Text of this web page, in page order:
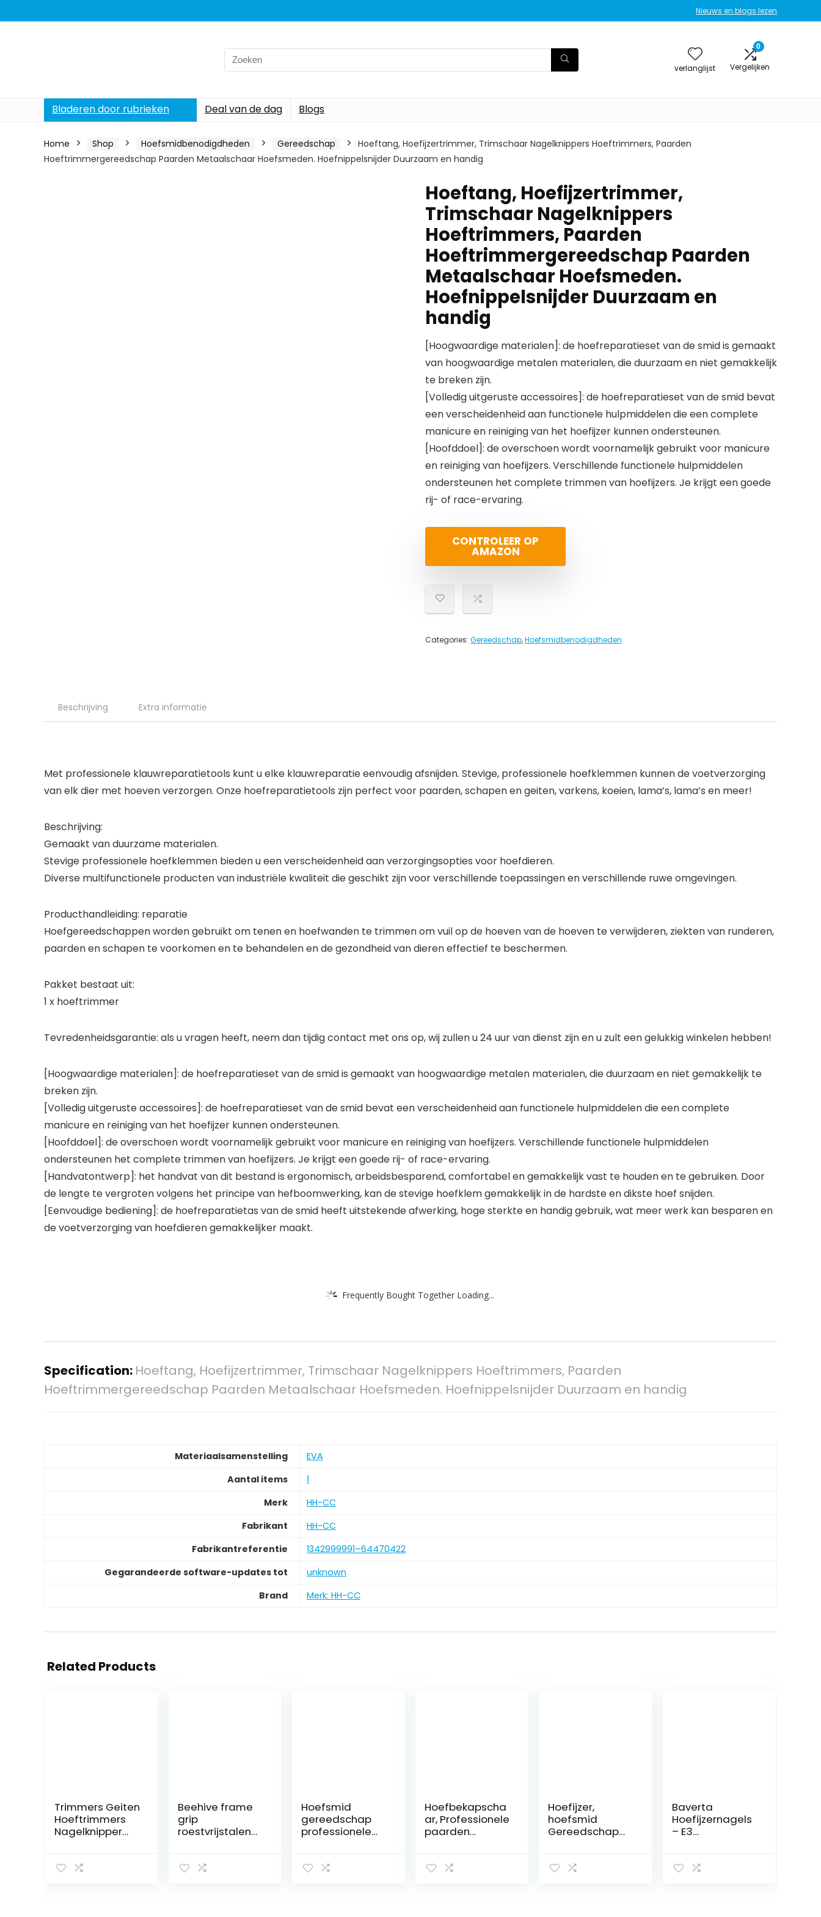
Nieuws en blogs lezen
Search
for:
verlanglijst
0
Vergelijken
Bladeren door rubrieken Deal van de dag Blogs
Home Shop Hoefsmidbenodigdheden Gereedschap
Hoeftang, Hoefijzertrimmer, Trimschaar Nagelknippers Hoeftrimmers, Paarden
Hoeftrimmergereedschap Paarden Metaalschaar Hoefsmeden. Hoefnippelsnijder Duurzaam en handig
Hoeftang, Hoefijzertrimmer,
Trimschaar Nagelknippers
Hoeftrimmers, Paarden
Hoeftrimmergereedschap Paarden
Metaalschaar Hoefsmeden.
Hoefnippelsnijder Duurzaam en
handig
[Hoogwaardige materialen]: de hoefreparatieset van de smid is gemaakt
van hoogwaardige metalen materialen, die duurzaam en niet gemakkelijk
te breken zijn.
[Volledig uitgeruste accessoires]: de hoefreparatieset van de smid bevat
een verscheidenheid aan functionele hulpmiddelen die een complete
manicure en reiniging van het hoefijzer kunnen ondersteunen.
[Hoofddoel]: de overschoen wordt voornamelijk gebruikt voor manicure
en reiniging van hoefijzers. Verschillende functionele hulpmiddelen
ondersteunen het complete trimmen van hoefijzers. Je krijgt een goede
rij- of race-ervaring.
CONTROLEER OP
AMAZON
Categories: Gereedschap,Hoefsmidbenodigdheden
Beschrijving Extra informatie
Met professionele klauwreparatietools kunt u elke klauwreparatie eenvoudig afsnijden. Stevige, professionele hoefklemmen kunnen de voetverzorging
van elk dier met hoeven verzorgen. Onze hoefreparatietools zijn perfect voor paarden, schapen en geiten, varkens, koeien, lama’s, lama’s en meer!
Beschrijving:
Gemaakt van duurzame materialen.
Stevige professionele hoefklemmen bieden u een verscheidenheid aan verzorgingsopties voor hoefdieren.
Diverse multifunctionele producten van industriële kwaliteit die geschikt zijn voor verschillende toepassingen en verschillende ruwe omgevingen.
Producthandleiding: reparatie
Hoefgereedschappen worden gebruikt om tenen en hoefwanden te trimmen om vuil op de hoeven van de hoeven te verwijderen, ziekten van runderen,
paarden en schapen te voorkomen en te behandelen en de gezondheid van dieren effectief te beschermen.
Pakket bestaat uit:
1 x hoeftrimmer
Tevredenheidsgarantie: als u vragen heeft, neem dan tijdig contact met ons op, wij zullen u 24 uur van dienst zijn en u zult een gelukkig winkelen hebben!
[Hoogwaardige materialen]: de hoefreparatieset van de smid is gemaakt van hoogwaardige metalen materialen, die duurzaam en niet gemakkelijk te
breken zijn.
[Volledig uitgeruste accessoires]: de hoefreparatieset van de smid bevat een verscheidenheid aan functionele hulpmiddelen die een complete
manicure en reiniging van het hoefijzer kunnen ondersteunen.
[Hoofddoel]: de overschoen wordt voornamelijk gebruikt voor manicure en reiniging van hoefijzers. Verschillende functionele hulpmiddelen
ondersteunen het complete trimmen van hoefijzers. Je krijgt een goede rij- of race-ervaring.
[Handvatontwerp]: het handvat van dit bestand is ergonomisch, arbeidsbesparend, comfortabel en gemakkelijk vast te houden en te gebruiken. Door
de lengte te vergroten volgens het principe van hefboomwerking, kan de stevige hoefklem gemakkelijk in de hardste en dikste hoef snijden.
[Eenvoudige bediening]: de hoefreparatietas van de smid heeft uitstekende afwerking, hoge sterkte en handig gebruik, wat meer werk kan besparen en
de voetverzorging van hoefdieren gemakkelijker maakt.
Frequently Bought Together Loading...
Specification: Hoeftang, Hoefijzertrimmer, Trimschaar Nagelknippers Hoeftrimmers, Paarden
Hoeftrimmergereedschap Paarden Metaalschaar Hoefsmeden. Hoefnippelsnijder Duurzaam en handig
Materiaalsamenstelling
‎EVA
Aantal items
‎1
Merk
‎HH-CC
Fabrikant
‎HH-CC
Fabrikantreferentie
‎1342999991–64470422
Gegarandeerde software-updates tot
‎unknown
Brand
Merk: HH-CC
Related Products
Trimmers Geiten
Hoeftrimmers
Nagelknipper
aard Paarden
Beehive frame
grip
roestvrijstalen
hap bijenkorf
Hoefsmid
gereedschap
professionele
hoefsmid
Hoefbekapscha
ar, Professionele
paarden
Geit,
Hoefijzer,
hoefsmid
Gereedschap
Hoefsnijder voor
Baverta
Hoefijzernagels
– E3
Paardensportuit